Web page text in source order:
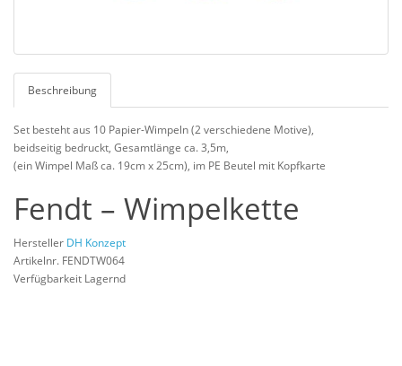
Beschreibung
Set besteht aus 10 Papier-Wimpeln (2 verschiedene Motive),
beidseitig bedruckt, Gesamtlänge ca. 3,5m,
(ein Wimpel Maß ca. 19cm x 25cm), im PE Beutel mit Kopfkarte
Fendt – Wimpelkette
Hersteller DH Konzept
Artikelnr. FENDTW064
Verfügbarkeit Lagernd